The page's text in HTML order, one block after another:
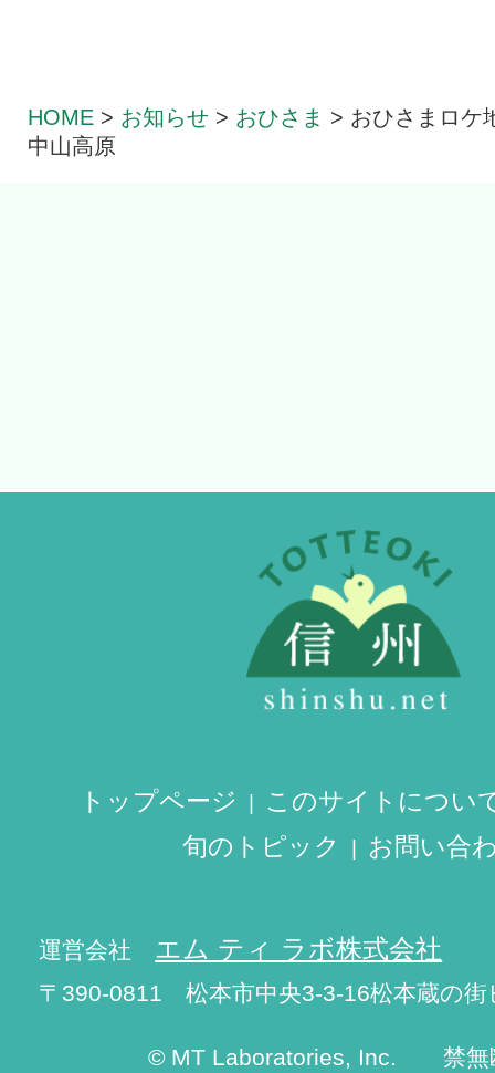
HOME > お知らせ > おひさま > おひさまロケ
中山高原
トップページ
このサイトについ
旬のトピック
お問い合
運営会社 エム ティ ラボ株式会社
〒390-0811 松本市中央3-3-16松本蔵の街
© MT Laboratories, Inc. 禁無